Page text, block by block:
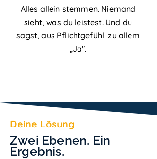
Alles allein stemmen. Niemand
sieht, was du leistest. Und du
sagst, aus Pflichtgefühl, zu allem
„Ja".
Deine Lösung
Zwei Ebenen. Ein
Ergebnis.